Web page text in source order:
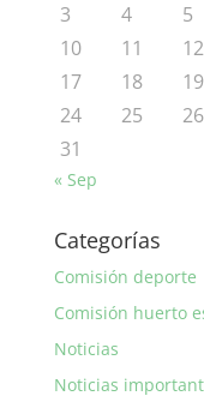
3
4 5
10
11 12
17
18 19
24
25 26
31
« Sep
Categorías
Comisión deporte
Comisión huerto
Noticias
Noticias